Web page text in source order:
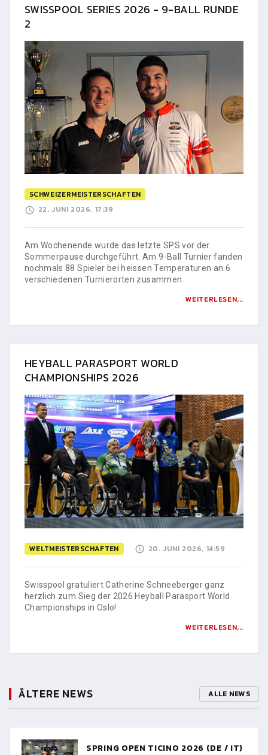
SWISSPOOL SERIES 2026 - 9-BALL RUNDE
2
SCHWEIZERMEISTERSCHAFTEN
22. JUNI 2026, 17:39
Am Wochenende wurde das letzte SPS vor der
Sommerpause durchgeführt. Am 9-Ball Turnier fanden
nochmals 88 Spieler bei heissen Temperaturen an 6
verschiedenen Turnierorten zusammen.
WEITERLESEN...
HEYBALL PARASPORT WORLD
CHAMPIONSHIPS 2026
WELTMEISTERSCHAFTEN 20. JUNI 2026, 14:59
Swisspool gratuliert Catherine Schneeberger ganz
herzlich zum Sieg der 2026 Heyball Parasport World
Championships in Oslo!
WEITERLESEN...
ÄLTERE NEWS ALLE NEWS
SPRING OPEN TICINO 2026 (DE / IT)